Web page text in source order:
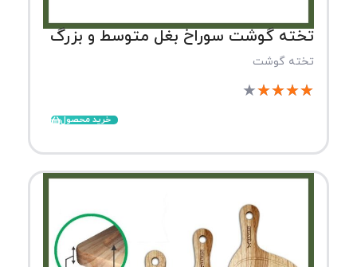
تخته گوشت سوراخ بغل متوسط و بزرگ
تخته گوشت
★
★
★
★
★
خرید محصول